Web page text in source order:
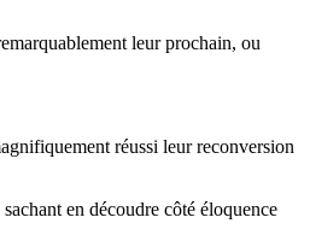
leur prochain, ou
réussi leur reconversion
en découdre côté éloquence